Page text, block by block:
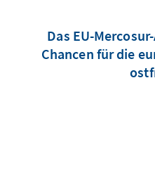
Das EU-
Chancen für die